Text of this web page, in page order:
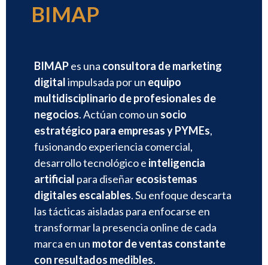
BIMAP
BIMAPes una consultora de marketing
digitalimpulsada por un equipo
multidisciplinario de profesionales de
negocios. Actúan como un socio
estratégico para empresas y PYMEs,
fusionando experiencia comercial,
desarrollo tecnológico e inteligencia
artificial para diseñarecosistemas
digitales escalables. Su enfoque descarta
las tácticas aisladas para enfocarse en
transformar la presencia online de cada
marca en un motor de ventas constante
con resultados medibles.